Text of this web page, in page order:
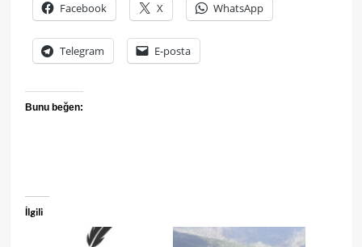
Facebook X WhatsApp
Telegram E-posta
Bunu beğen:
İlgili